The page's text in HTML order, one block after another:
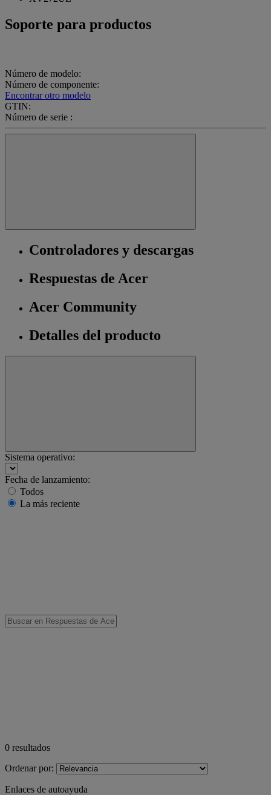
Soporte para productos
Número de modelo:
Número de componente:
Encontrar otro modelo
GTIN:
Número de serie :
Controladores y descargas
Respuestas de Acer
Acer Community
Detalles del producto
Sistema operativo:
Fecha de lanzamiento:
Todos
La más reciente
0 resultados
Ordenar por:
Enlaces de autoayuda